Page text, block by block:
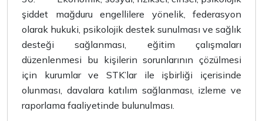
şiddet mağduru engellilere yönelik, federasyon
olarak hukuki, psikolojik destek sunulması ve sağlık
desteği sağlanması, eğitim çalışmaları
düzenlenmesi bu kişilerin sorunlarının çözülmesi
için kurumlar ve STK’lar ile işbirliği içerisinde
olunması, davalara katılım sağlanması, izleme ve
raporlama faaliyetinde bulunulması.